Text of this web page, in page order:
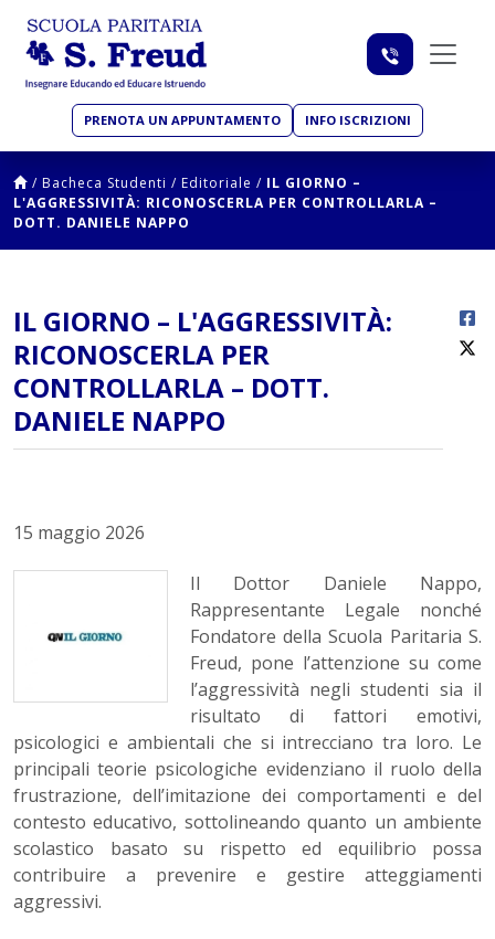
PRENOTA UN APPUNTAMENTO INFO ISCRIZIONI
/ Bacheca Studenti / Editoriale / IL GIORNO –
L'AGGRESSIVITÀ: RICONOSCERLA PER CONTROLLARLA –
DOTT. DANIELE NAPPO
IL GIORNO – L'AGGRESSIVITÀ:
RICONOSCERLA PER
CONTROLLARLA – DOTT.
DANIELE NAPPO
15 maggio 2026
Il Dottor Daniele Nappo,
Rappresentante Legale nonché
Fondatore della Scuola Paritaria S.
Freud, pone l’attenzione su come
l’aggressività negli studenti sia il
risultato di fattori emotivi,
psicologici e ambientali che si intrecciano tra loro. Le
principali teorie psicologiche evidenziano il ruolo della
frustrazione, dell’imitazione dei comportamenti e del
contesto educativo, sottolineando quanto un ambiente
scolastico basato su rispetto ed equilibrio possa
contribuire a prevenire e gestire atteggiamenti
aggressivi.